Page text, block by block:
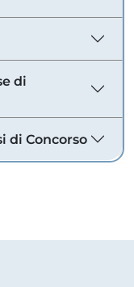
di
di Concorso